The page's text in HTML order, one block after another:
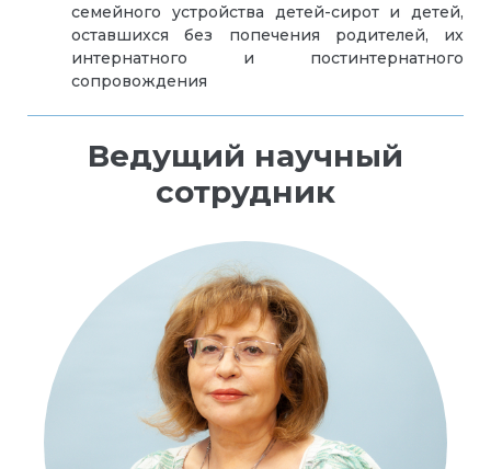
семейного устройства детей-сирот и детей,
оставшихся без попечения родителей, их
интернатного и постинтернатного
сопровождения
Ведущий научный
сотрудник